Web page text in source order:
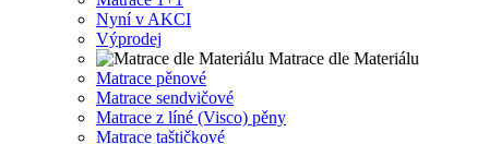
Nyní v AKCI
Výprodej
Matrace dle Materiálu
Matrace pěnové
Matrace sendvičové
Matrace z líné (Visco) pěny
Matrace taštičkové